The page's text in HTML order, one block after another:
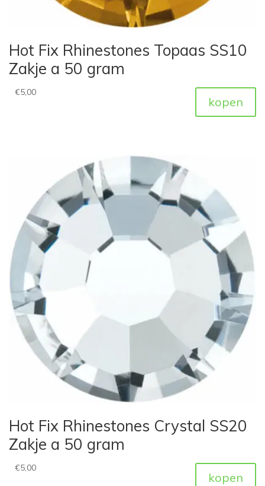
Hot Fix Rhinestones Topaas SS10
Zakje a 50 gram
€5,00
kopen
Hot Fix Rhinestones Crystal SS20
Zakje a 50 gram
€5,00
kopen